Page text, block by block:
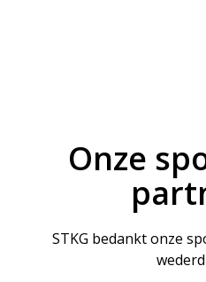
Onze
STKG bedankt onze